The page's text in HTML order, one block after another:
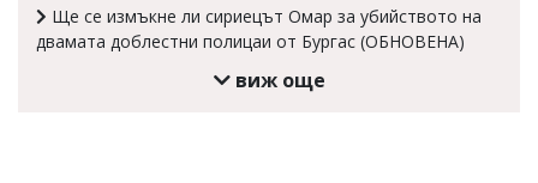
коментар,
Ще се измъкне ли сириецът Омар за убийството на
двамата доблестни полицаи от Бургас (ОБНОВЕНА)
виж още